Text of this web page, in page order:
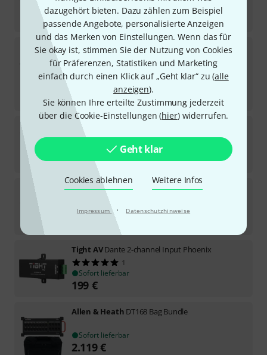
dazugehört bieten. Dazu zählen zum Beispiel
passende Angebote, personalisierte Anzeigen
und das Merken von Einstellungen. Wenn das für
Sie okay ist, stimmen Sie der Nutzung von Cookies
für Präferenzen, Statistiken und Marketing
einfach durch einen Klick auf „Geht klar“ zu (alle
anzeigen).
Sie können Ihre erteilte Zustimmung jederzeit
über die Cookie-Einstellungen (hier) widerrufen.
Geht klar
Cookies ablehnen Weitere Infos
Impressum · Datenschutzhinweise
In 13–17 Wochen lieferbar
299 €
DiGiCoA168 Stage I/O
In 1–2 Wochen lieferbar
1.898 €
UVP:2.225,30 €
-15%
Presonus
19
In 5–7 Wochen lieferbar
813€
MidasDN4816-I
In 3–4 Wochen lieferbar
Tight AVDante 2-channel Input Phoenix
1
Sofort lieferbar
199 €
Allen & Heath DT168 Bag Bundle
Sofort lieferbar
2.119€